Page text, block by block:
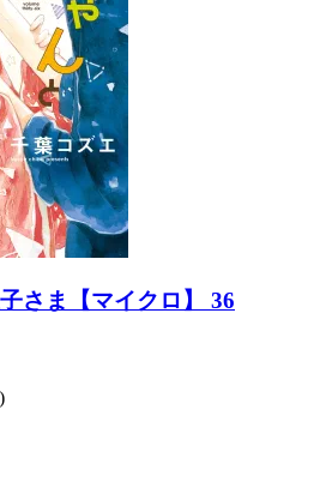
さま【マイクロ】 36